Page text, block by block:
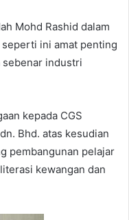
Mohd Rashid dalam
ini amat penting
sebenar industri
kepada CGS
Bhd. atas kesudian
pembangunan pelajar
kewangan dan